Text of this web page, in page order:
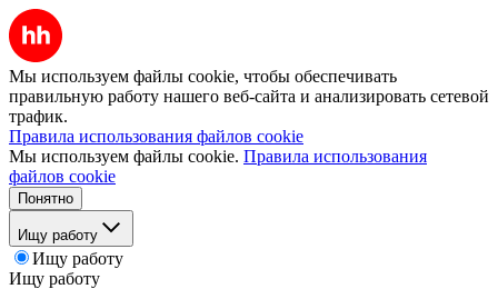
Мы используем файлы cookie, чтобы обеспечивать
правильную работу нашего веб-сайта и анализировать сетевой
трафик.
Правила использования файлов cookie
Мы используем файлы cookie. Правила использования
файлов cookie
Понятно
Ищу работу
Ищу работу
Ищу работу